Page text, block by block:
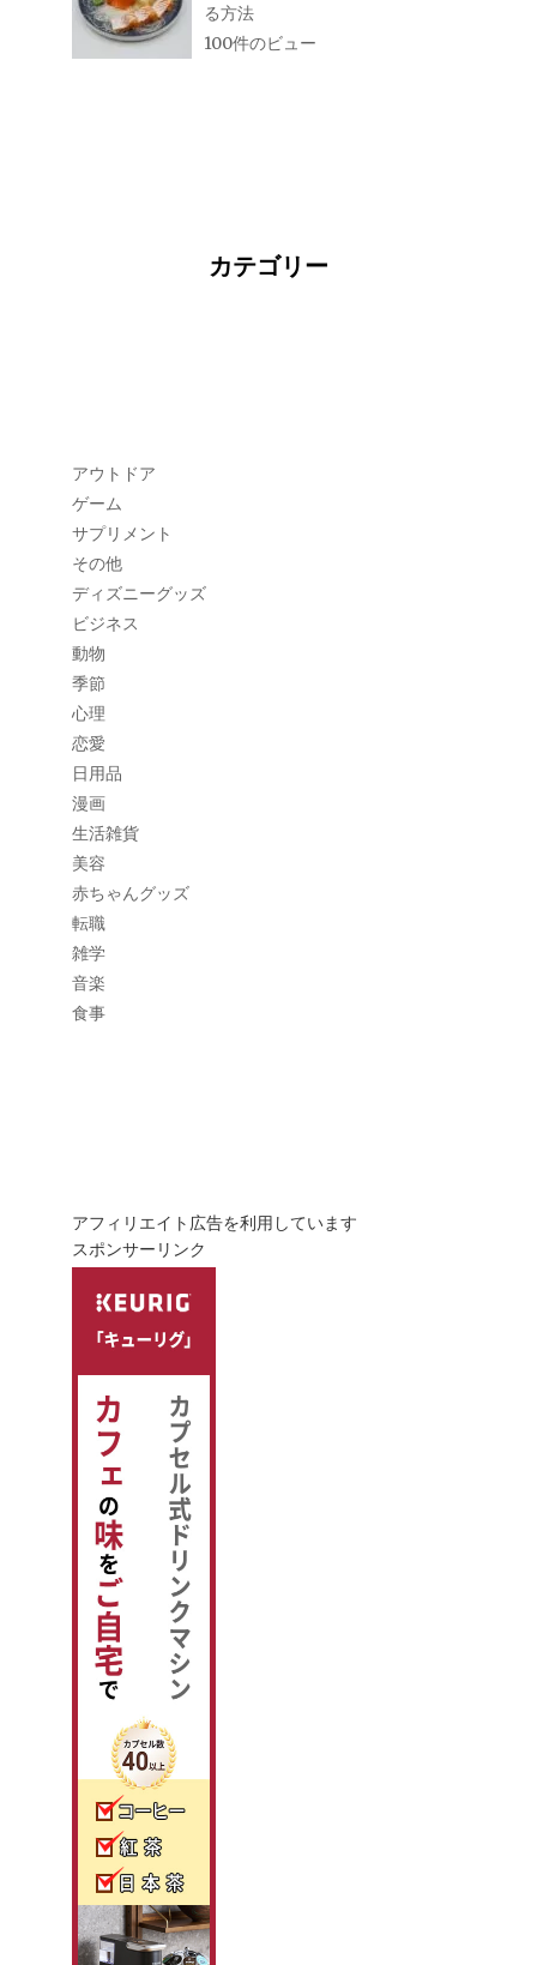
る方法
100件のビュー
カテゴリー
アウトドア
ゲーム
サプリメント
その他
ディズニーグッズ
ビジネス
動物
季節
心理
恋愛
日用品
漫画
生活雑貨
美容
赤ちゃんグッズ
転職
雑学
音楽
食事
アフィリエイト広告を利用しています
スポンサーリンク